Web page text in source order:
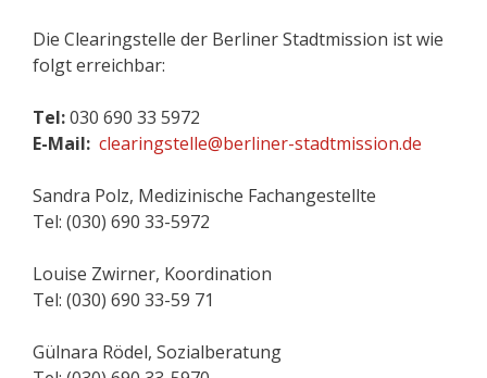
Die Clearingstelle der Berliner Stadtmission ist wie
folgt erreichbar:
Tel:030 690 33 5972
E-Mail: clearingstelle@berliner-stadtmission.de
Sandra Polz, Medizinische Fachangestellte
Tel: (030) 690 33-5972
Louise Zwirner, Koordination
Tel: (030) 690 33-59 71
Gülnara Rödel, Sozialberatung